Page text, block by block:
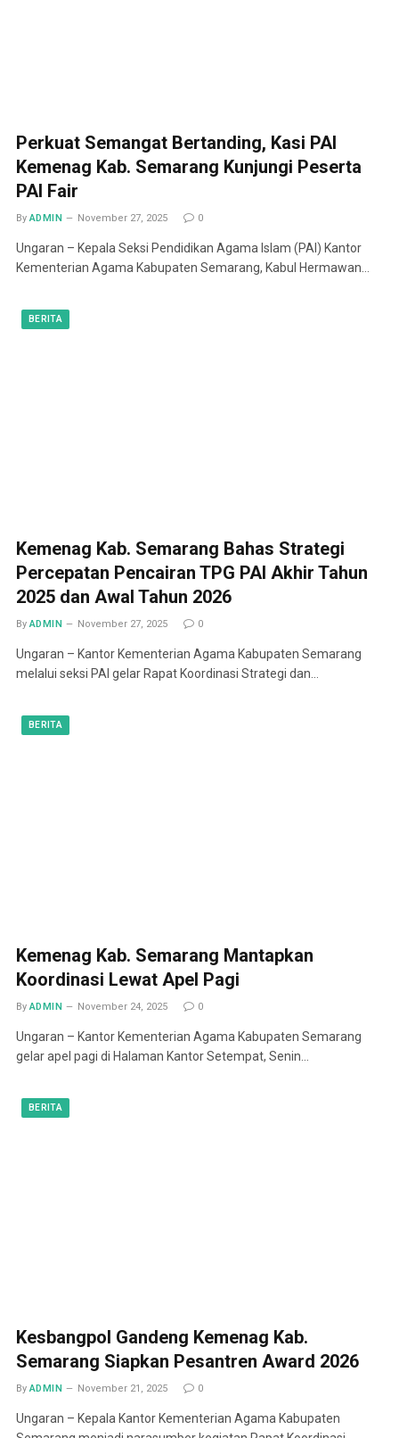
Perkuat Semangat Bertanding, Kasi PAI
Kemenag Kab. Semarang Kunjungi Peserta
PAI Fair
By ADMIN November 27, 2025 0
Ungaran – Kepala Seksi Pendidikan Agama Islam (PAI) Kantor
Kementerian Agama Kabupaten Semarang, Kabul Hermawan…
BERITA
Kemenag Kab. Semarang Bahas Strategi
Percepatan Pencairan TPG PAI Akhir Tahun
2025 dan Awal Tahun 2026
By ADMIN November 27, 2025 0
Ungaran – Kantor Kementerian Agama Kabupaten Semarang
melalui seksi PAI gelar Rapat Koordinasi Strategi dan…
BERITA
Kemenag Kab. Semarang Mantapkan
Koordinasi Lewat Apel Pagi
By ADMIN November 24, 2025 0
Ungaran – Kantor Kementerian Agama Kabupaten Semarang
gelar apel pagi di Halaman Kantor Setempat, Senin…
BERITA
Kesbangpol Gandeng Kemenag Kab.
Semarang Siapkan Pesantren Award 2026
By ADMIN November 21, 2025 0
Ungaran – Kepala Kantor Kementerian Agama Kabupaten